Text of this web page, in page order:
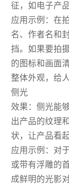
征，如电子产
应用示例：在
名、作者名和
挡。如果要拍
的图标和画面
整体外观，给
侧光
效果：侧光能
出产品的纹理
状，让产品看
应用示例：对
或带有浮雕的
成鲜明的光影